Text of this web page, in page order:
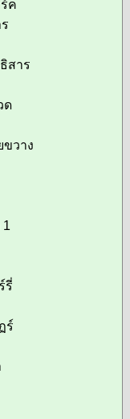
ค
สาร
ด
ขวาง
1
รี่
ร์